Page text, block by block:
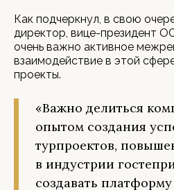
Как подчеркнул, в свою
директор, вице-президент
очень важно активное
взаимодействие в этой
проекты.
«Важно делиться
опытом создания
турпроектов,
в индустрии
создавать